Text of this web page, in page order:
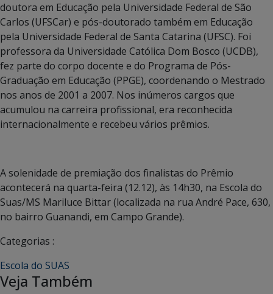
doutora em Educação pela Universidade Federal de São
Carlos (UFSCar) e pós-doutorado também em Educação
pela Universidade Federal de Santa Catarina (UFSC). Foi
professora da Universidade Católica Dom Bosco (UCDB),
fez parte do corpo docente e do Programa de Pós-
Graduação em Educação (PPGE), coordenando o Mestrado
nos anos de 2001 a 2007. Nos inúmeros cargos que
acumulou na carreira profissional, era reconhecida
internacionalmente e recebeu vários prêmios.
A solenidade de premiação dos finalistas do Prêmio
acontecerá na quarta-feira (12.12), às 14h30, na Escola do
Suas/MS Mariluce Bittar (localizada na rua André Pace, 630,
no bairro Guanandi, em Campo Grande).
Categorias :
Escola do SUAS
Veja Também